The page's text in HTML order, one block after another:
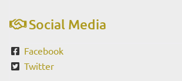
Social Media
Facebook
Twitter